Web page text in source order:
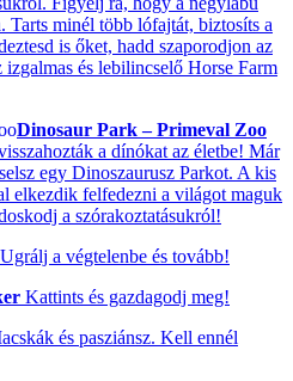
Tarts minél több lófajtát, biztosíts a
is őket, hadd szaporodjon az
és lebilincselő Horse Farm
Dinosaur Park – Primeval Zoo
a dínókat az életbe! Már
egy Dinoszaurusz Parkot. A kis
elkezdik felfedezni a világot maguk
a szórakoztatásukról!
Ugrálj a végtelenbe és tovább!
Kattints és gazdagodj meg!
és pasziánsz. Kell ennél